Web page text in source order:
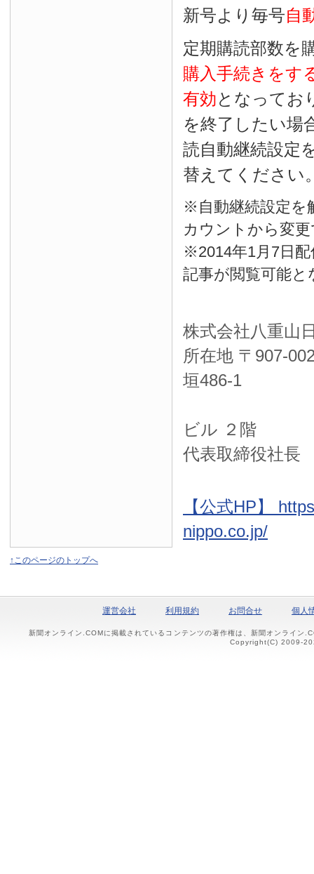
新号より毎号自
定期購読部数を
購入手続きをす
有効となってお
を終了したい場
読自動継続設定
替えてください
※自動継続設定を
カウントから変
※2014年1月7日
記事が閲覧可能
株式会社八重山
所在地 〒 907-
垣486-1
ビル ２階
代表取締役社
【公式HP】
nippo.co.jp/
↑このページのトップへ
運営会社 利用規約 お問合せ 個人
新聞オンライン.COMに掲載されているコンテンツの著作権は、新聞オンライン
Copyright(C) 2009-